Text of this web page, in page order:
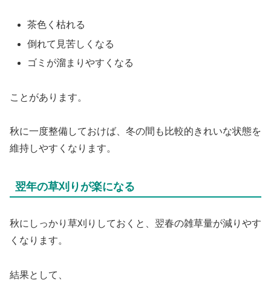
茶色く枯れる
倒れて見苦しくなる
ゴミが溜まりやすくなる
ことがあります。
秋に一度整備しておけば、冬の間も比較的きれいな状態を
維持しやすくなります。
翌年の草刈りが楽になる
秋にしっかり草刈りしておくと、翌春の雑草量が減りやす
くなります。
結果として、